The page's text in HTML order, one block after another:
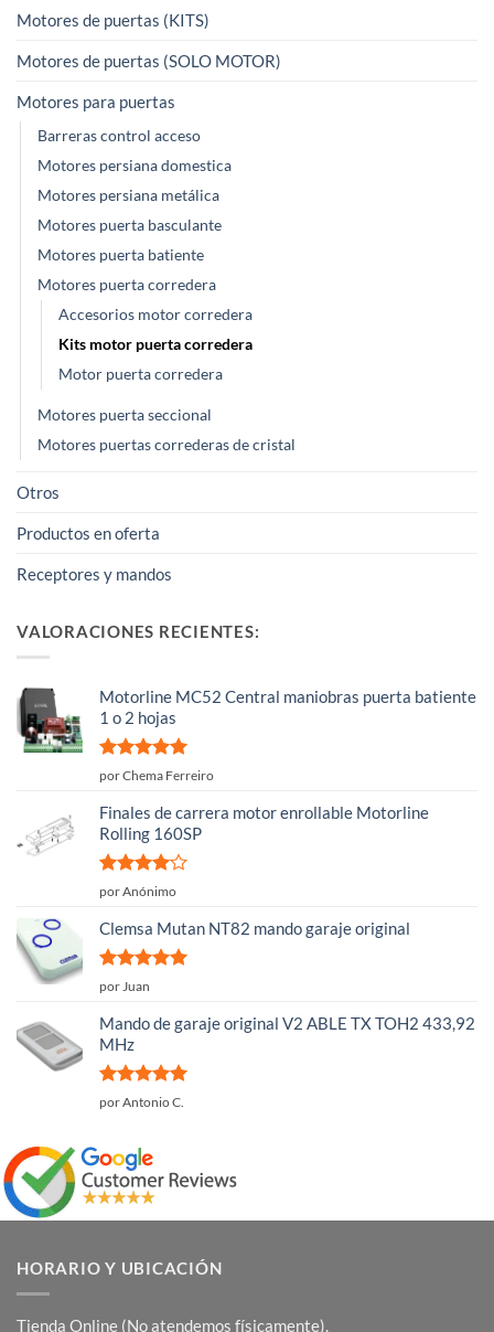
Motores de puertas (KITS)
Motores de puertas (SOLO MOTOR)
Motores para puertas
Barreras control acceso
Motores persiana domestica
Motores persiana metálica
Motores puerta basculante
Motores puerta batiente
Motores puerta corredera
Accesorios motor corredera
Kits motor puerta corredera
Motor puerta corredera
Motores puerta seccional
Motores puertas correderas de cristal
Otros
Productos en oferta
Receptores y mandos
VALORACIONES RECIENTES:
Motorline MC52 Central maniobras puerta batiente
1 o 2 hojas
Valorado
por Chema Ferreiro
Finales de carrera motor enrollable Motorline
Rolling 160SP
Valorado
5
por Anónimo
Clemsa Mutan NT82 mando garaje original
Valorado
por Juan
Mando de garaje original V2 ABLE TX TOH2 433,92
MHz
Valorado
por Antonio C.
HORARIO Y UBICACIÓN
Tienda Online (No atendemos físicamente).